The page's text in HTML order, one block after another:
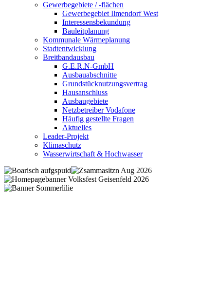
Gewerbegebiete / -flächen
Gewerbegebiet Ilmendorf West
Interessensbekundung
Bauleitplanung
Kommunale Wärmeplanung
Stadtentwicklung
Breitbandausbau
G.E.R.N-GmbH
Ausbauabschnitte
Grundstücknutzungsvertrag
Hausanschluss
Ausbaugebiete
Netzbetreiber Vodafone
Häufig gestellte Fragen
Aktuelles
Leader-Projekt
Klimaschutz
Wasserwirtschaft & Hochwasser